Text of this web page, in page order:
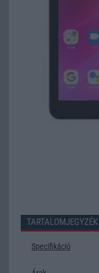
TARTALOMJEGYZÉK
Specifikáció